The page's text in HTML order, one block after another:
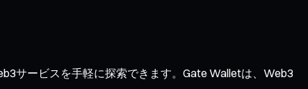
サービスを手軽に探索できます。Gate Walletは、Web3